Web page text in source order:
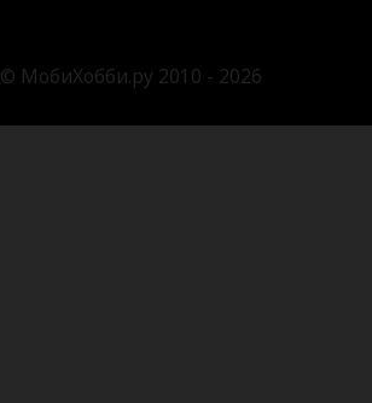
© МобиХобби.ру 2010 - 2026